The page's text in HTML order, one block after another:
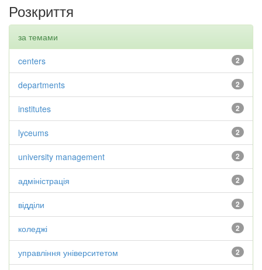
Розкриття
за темами
2
centers
2
departments
2
institutes
2
lyceums
2
university management
2
адміністрація
2
відділи
2
коледжі
2
управління університетом